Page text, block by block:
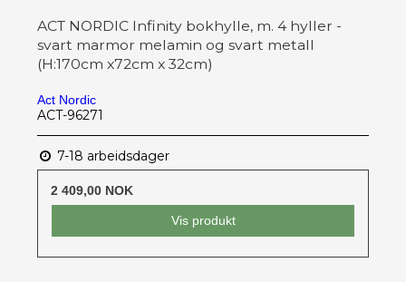
ACT NORDIC Infinity bokhylle, m. 4 hyller -
svart marmor melamin og svart metall
(H:170cm x72cm x 32cm)
Act Nordic
ACT-96271
7-18 arbeidsdager
2 409,00 NOK
Vis produkt